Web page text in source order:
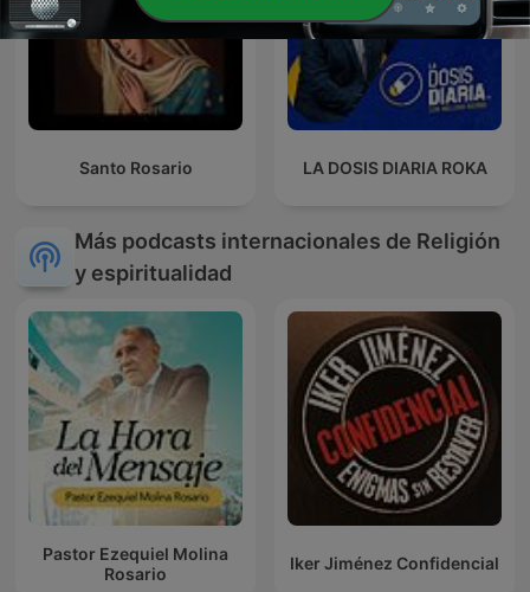
Santo Rosario LA DOSIS DIARIA ROKA
Más podcasts internacionales de Religión
y espiritualidad
Pastor Ezequiel Molina
Rosario
Iker Jiménez Confidencial